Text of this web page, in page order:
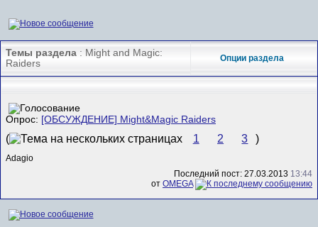
Темы раздела : Might and Magic:
Raiders
Опции раздела
Опрос: [ОБСУЖДЕНИЕ] Might&Magic Raiders
( 1 2 3 )
Adagio
Последний пост: 27.03.2013 13:44
от ОMEGA